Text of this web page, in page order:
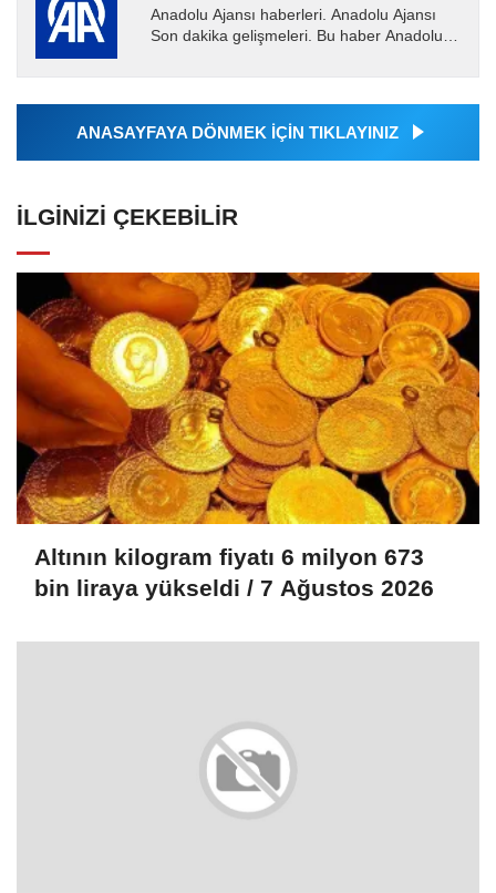
Anadolu Ajansı haberleri. Anadolu Ajansı
Son dakika gelişmeleri. Bu haber Anadolu
Ajansı tarafından...
ANASAYFAYA DÖNMEK İÇİN TIKLAYINIZ
İLGINIZI ÇEKEBILIR
Altının kilogram fiyatı 6 milyon 673
bin liraya yükseldi / 7 Ağustos 2026